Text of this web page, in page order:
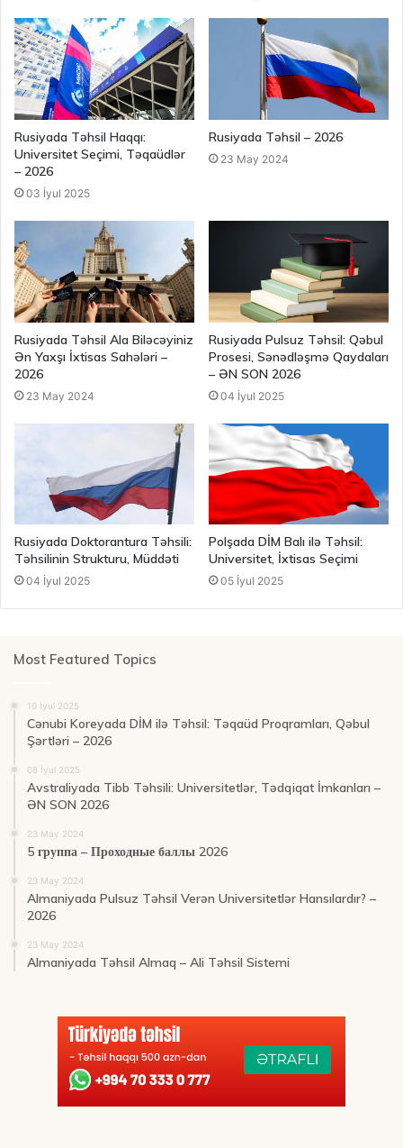
Rusiyada Təhsil Haqqı:
Universitet Seçimi, Təqaüdlər
– 2026
03 İyul 2025
Rusiyada Təhsil – 2026
23 May 2024
Rusiyada Təhsil Ala Biləcəyiniz
Ən Yaxşı İxtisas Sahələri –
2026
23 May 2024
Rusiyada Pulsuz Təhsil: Qəbul
Prosesi, Sənədləşmə Qaydaları
– ƏN SON 2026
04 İyul 2025
Rusiyada Doktorantura Təhsili:
Təhsilinin Strukturu, Müddəti
04 İyul 2025
Polşada DİM Balı ilə Təhsil:
Universitet, İxtisas Seçimi
05 İyul 2025
Most Featured Topics
10 İyul 2025
Cənubi Koreyada DİM ilə Təhsil: Təqaüd Proqramları, Qəbul
Şərtləri – 2026
08 İyul 2025
Avstraliyada Tibb Təhsili: Universitetlər, Tədqiqat İmkanları –
ƏN SON 2026
23 May 2024
5 группа – Проходные баллы 2026
23 May 2024
Almaniyada Pulsuz Təhsil Verən Universitetlər Hansılardır? –
2026
23 May 2024
Almaniyada Təhsil Almaq – Ali Təhsil Sistemi